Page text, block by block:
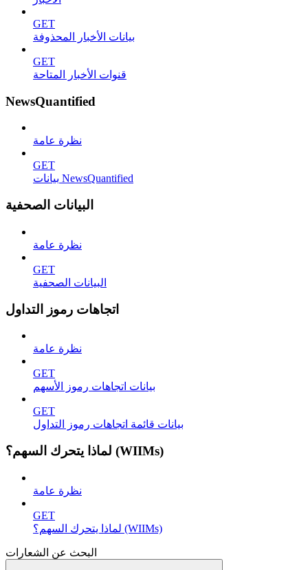
GET
بيانات الأخبار المحذوفة
GET
قنوات الأخبار المتاحة
NewsQuantified
نظرة عامة
GET
بيانات NewsQuantified
البيانات الصحفية
نظرة عامة
GET
البيانات الصحفية
اتجاهات رموز التداول
نظرة عامة
GET
بيانات اتجاهات رموز الأسهم
GET
بيانات قائمة اتجاهات رموز التداول
لماذا يتحرك السهم؟ (WIIMs)
نظرة عامة
GET
لماذا يتحرك السهم؟ (WIIMs)
البحث عن الشعارات